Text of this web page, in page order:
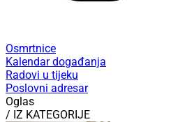
Osmrtnice
Kalendar događanja
Radovi u tijeku
Poslovni adresar
Oglas
/ IZ KATEGORIJE